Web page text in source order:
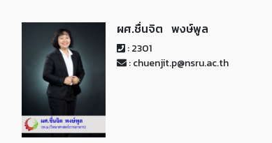
ผศ.ชื่นจิต พงษ์พูล
: 2301
: chuenjit.p@nsru.ac.th